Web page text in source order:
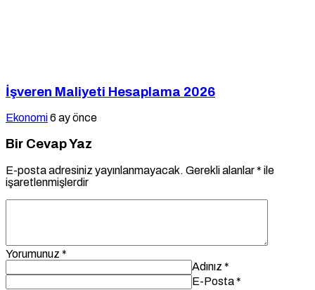
İşveren Maliyeti Hesaplama 2026
Ekonomi6 ay önce
Bir Cevap Yaz
E-posta adresiniz yayınlanmayacak. Gerekli alanlar* ile
işaretlenmişlerdir
Yorumunuz *
Adınız *
E-Posta*